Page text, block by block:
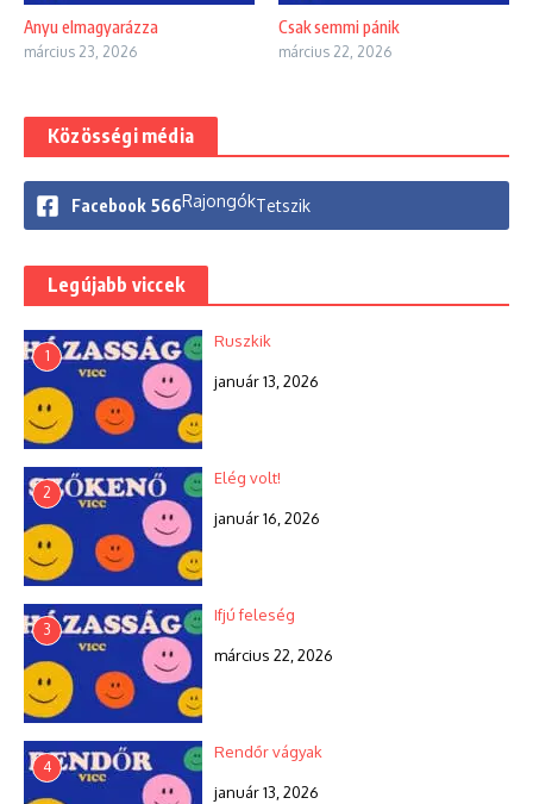
Anyu elmagyarázza
március 23, 2026
Csak semmi pánik
március 22, 2026
Közösségi média
Facebook 566RajongókTetszik
Legújabb viccek
1
Ruszkik
január 13, 2026
2
Elég volt!
január 16, 2026
3
Ifjú feleség
március 22, 2026
4
Rendőr vágyak
január 13, 2026